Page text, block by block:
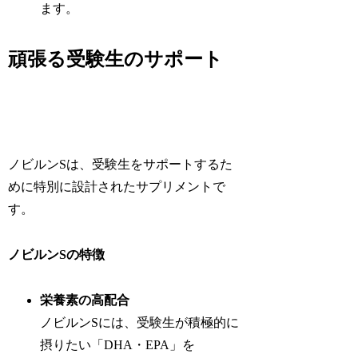
ます。
頑張る受験生のサポート
ノビルンSは、受験生をサポートするた
めに特別に設計されたサプリメントで
す。
ノビルンSの特徴
栄養素の高配合
ノビルンSには、受験生が積極的に
摂りたい「DHA・EPA」を